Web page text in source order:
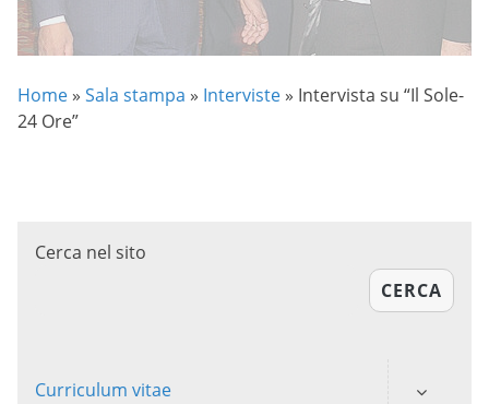
Home » Sala stampa » Interviste » Intervista su “Il Sole-
24 Ore”
Cerca nel sito
CERCA
Curriculum vitae